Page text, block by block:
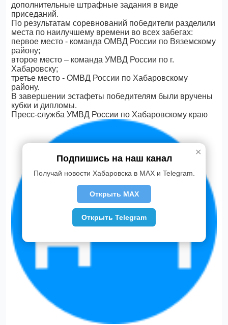
дополнительные штрафные задания в виде
приседаний.
По результатам соревнований победители разделили
места по наилучшему времени во всех забегах:
первое место - команда ОМВД России по Вяземскому
району;
второе место – команда УМВД России по г.
Хабаровску;
третье место - ОМВД России по Хабаровскому
району.
В завершении эстафеты победителям были вручены
кубки и дипломы.
Пресс-служба УМВД России по Хабаровскому краю
✕
Подпишись на наш канал
Получай новости Хабаровска в MAX и Telegram.
Открыть MAX
Открыть Telegram